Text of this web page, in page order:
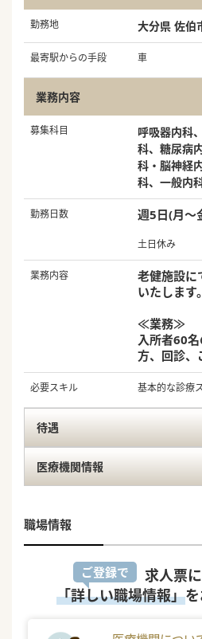
勤務地 大分県 佐伯
最寄駅からの手段 車
業務内容
募集科目
呼吸器内科
科、糖尿病
科・脳神経
科、一般内
勤務日数 週5日(月～
土日休み
業務内容
老健施設に
いたします。
≪業務≫
入所者60
方、回診、
必要スキル 基本的な診療
待遇
医療機関情報
職場情報
ご登録で
求人票
「詳しい職場情報」